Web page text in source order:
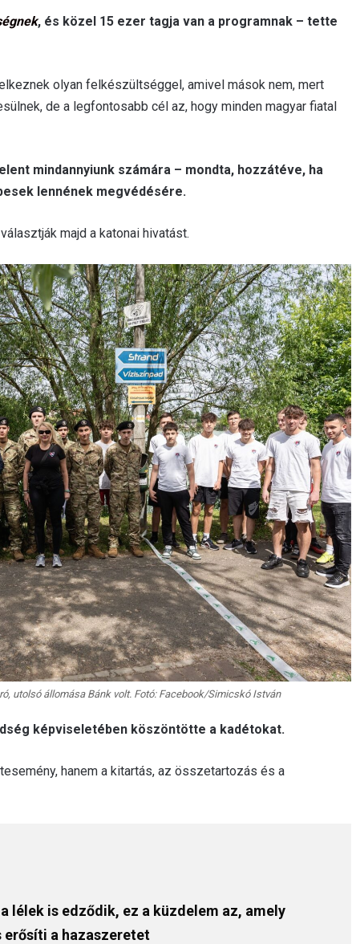
, és közel 15 ezer tagja van a programnak – tette
olyan felkészültséggel, amivel mások nem, mert
de a legfontosabb cél az, hogy minden magyar fiatal
mindannyiunk számára – mondta, hozzátéve, ha
lennének megvédésére.
majd a katonai hivatást.
utolsó állomása Bánk volt. Fotó: Facebook/Simicskó István
képviseletében köszöntötte a kadétokat.
hanem a kitartás, az összetartozás és a
lélek is edződik, ez a küzdelem az, amely
a hazaszeretet